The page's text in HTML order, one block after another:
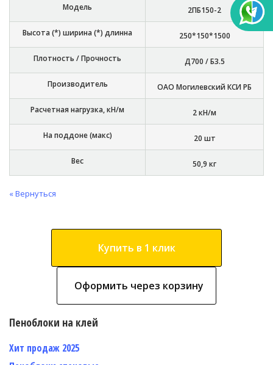
Модель 2ПБ150-2
Высота (*) ширина (*) длинна 250*150*1500
Плотность / Прочность Д700 / Б3.5
Производитель ОАО Могилевский КСИ РБ
Расчетная нагрузка, кН/м 2 кН/м
На поддоне (макс) 20 шт
Вес 50,9 кг
« Вернуться
Купить в 1 клик
Оформить через корзину
Пеноблоки на клей
Хит продаж 2025